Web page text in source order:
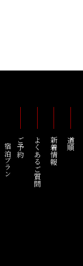
道順
新着情報
よくあるご質問
ご予約
宿泊プラン